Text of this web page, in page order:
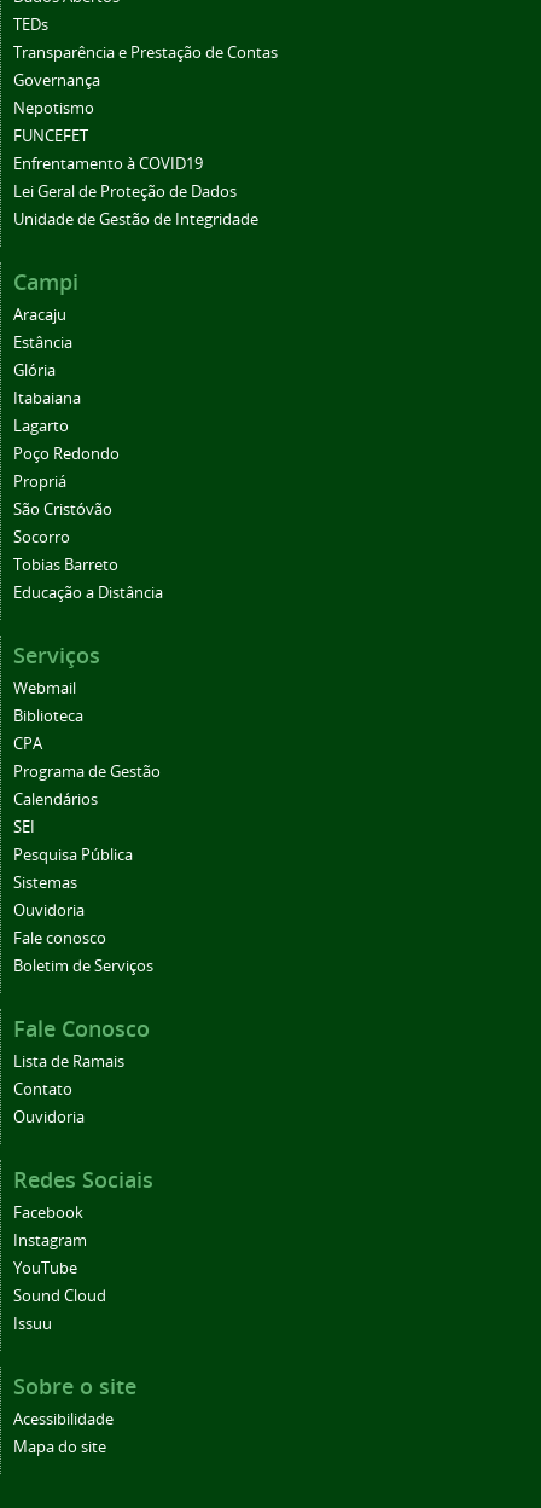
TEDs
Transparência e Prestação de Contas
Governança
Nepotismo
FUNCEFET
Enfrentamento à COVID19
Lei Geral de Proteção de Dados
Unidade de Gestão de Integridade
Campi
Aracaju
Estância
Glória
Itabaiana
Lagarto
Poço Redondo
Propriá
São Cristóvão
Socorro
Tobias Barreto
Educação a Distância
Serviços
Webmail
Biblioteca
CPA
Programa de Gestão
Calendários
SEI
Pesquisa Pública
Sistemas
Ouvidoria
Fale conosco
Boletim de Serviços
Fale Conosco
Lista de Ramais
Contato
Ouvidoria
Redes Sociais
Facebook
Instagram
YouTube
Sound Cloud
Issuu
Sobre o site
Acessibilidade
Mapa do site